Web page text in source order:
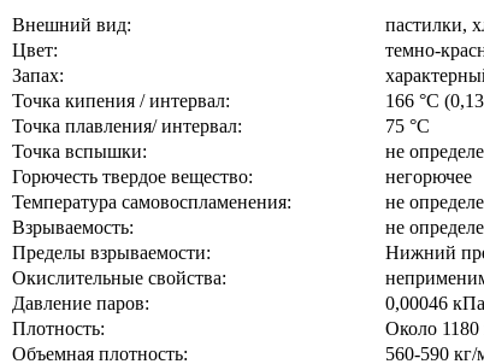
Внешний вид:
пастилки,
Цвет:
темно-
Запах:
Точка кипения / интервал:
166 °C
Точка плавления/ интервал:
75 °C
Точка вспышки:
не
Горючесть твердое вещество:
негорючее
Температура самовоспламенения:
не
Взрываемость:
не
Пределы взрываемости:
Нижний
Окислительные свойства:
Давление паров:
0,00046
Плотность:
Около 1180
Объемная плотность:
560-590 кг/